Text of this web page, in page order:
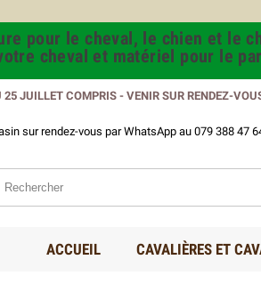
pour le cheval, le chien et le
cheval et matériel pour le
JUILLET COMPRIS - VENIR SUR RENDEZ-
sur rendez-vous par WhatsApp au 079 388 47
ACCUEIL CAVALIÈRES ET